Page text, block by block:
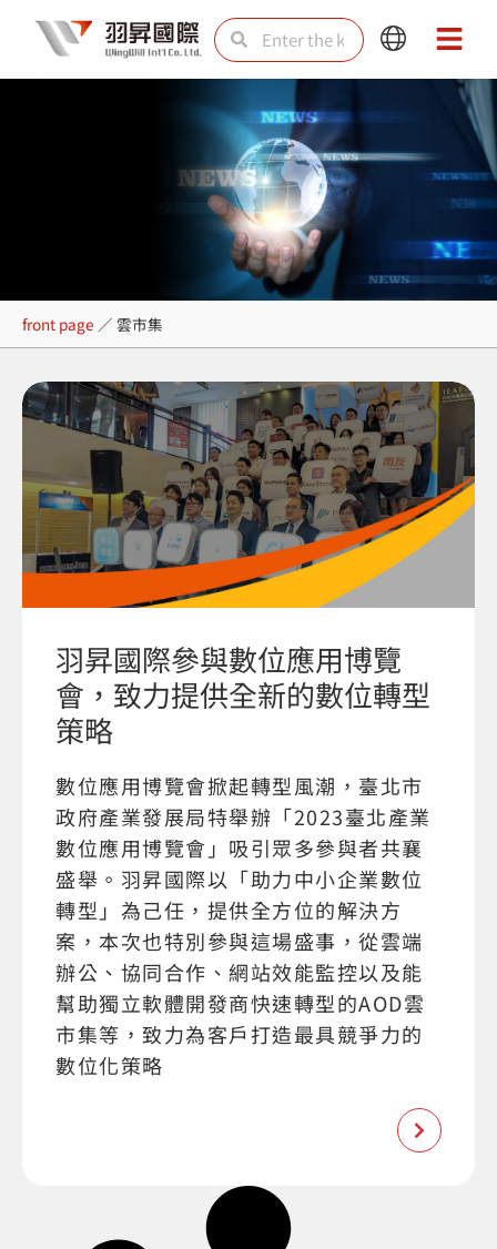
content
SearchSearch
Main
Menu
Main
Menu
雲市集
front page ／ 雲市集
羽昇國際參與數位應用博覽
會，致力提供全新的數位轉型
策略
數位應用博覽會掀起轉型風潮，臺北市
政府產業發展局特舉辦「2023臺北產業
數位應用博覽會」吸引眾多參與者共襄
盛舉。羽昇國際以「助力中小企業數位
轉型」為己任，提供全方位的解決方
案，本次也特別參與這場盛事，從雲端
辦公、協同合作、網站效能監控以及能
幫助獨立軟體開發商快速轉型的AOD雲
市集等，致力為客戶打造最具競爭力的
數位化策略